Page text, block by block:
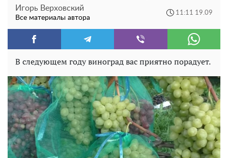
Игорь Верховский
Все материалы автора
11:11 19.09
В следующем году виноград вас приятно порадует.